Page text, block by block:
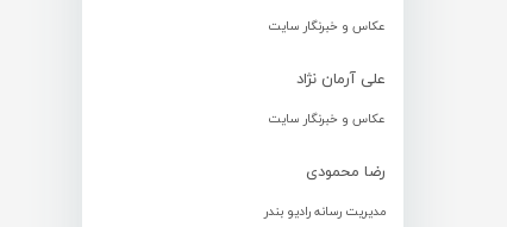
عکاس و خبرنگار سایت
علی آرمان نژاد
عکاس و خبرنگار سایت
رضا محمودی
مدیریت رسانه رادیو بندر